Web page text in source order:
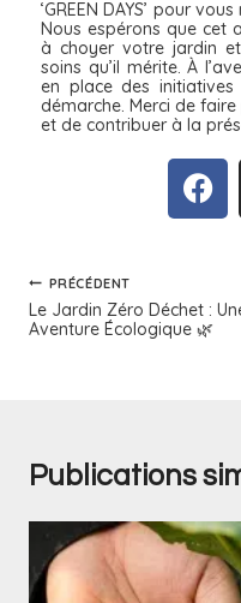
‘GREEN DAYS’ pour
Nous espérons que cet
à choyer votre jardin
soins qu’il mérite. À
en place des
démarche. Merci de
et de contribuer à la
PRÉCÉDENT
Le Jardin Zéro Déchet :
Aventure Écologique 🌿
Publications